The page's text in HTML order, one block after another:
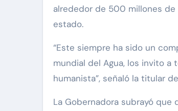
alrededor de 500 millones
estado.
“Este siempre ha sido un
mundial del Agua, los invito a
humanista”, señaló la titular
La Gobernadora subrayó